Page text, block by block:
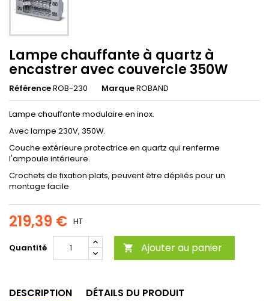
Lampe chauffante à quartz à
encastrer avec couvercle 350W
RéférenceROB-230 MarqueROBAND
Lampe chauffante modulaire en inox.
Avec lampe 230V, 350W.
Couche extérieure protectrice en quartz qui renferme
l'ampoule intérieure.
Crochets de fixation plats, peuvent être dépliés pour un
montage facile
219,39 € HT
Quantité  Ajouter au panier
DESCRIPTION DÉTAILS DU PRODUIT